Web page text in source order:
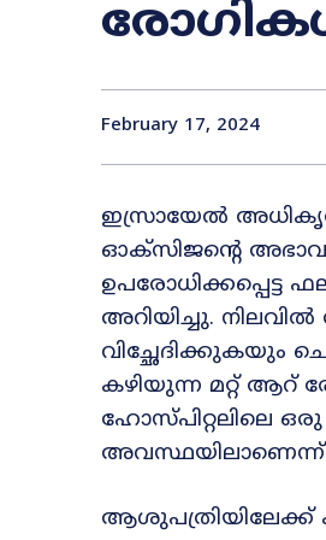
February 17, 2024
ഇസ്രായേൽ
ഓക്‌സിജൻ്റെ
അറിയിച്ചു.
വിച്ഛേദിക്കുകയും
കഴിയുന്ന മറ്റ് ആറ്
ഹോസ്പിറ്റലിലെ